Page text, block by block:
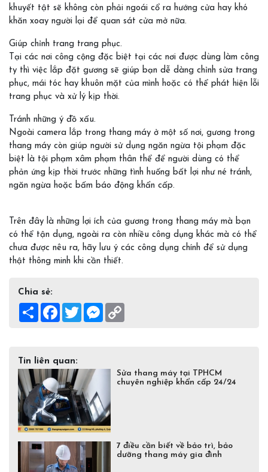
khuyết tật sẽ không còn phải ngoái cổ ra hướng cửa hay khó
khăn xoay người lại để quan sát cửa mở nữa.
Giúp chỉnh trang trang phục.
Tại các nơi công cộng đặc biệt tại các nơi được dùng làm công
ty thì việc lắp đặt gương sẽ giúp bạn dễ dàng chỉnh sửa trang
phục, mái tóc hay khuôn mặt của mình hoặc có thể phát hiện lỗi
trang phục và xử lý kịp thời.
Tránh những ý đồ xấu.
Ngoài camera lắp trong thang máy ở một số nơi, gương trong
thang máy còn giúp người sử dụng ngăn ngừa tội phạm đặc
biệt là tội phạm xâm phạm thân thể để người dùng có thể
phản ứng kịp thời trước những tình huống bất lợi như né tránh,
ngăn ngừa hoặc bấm báo động khẩn cấp.
Trên đây là những lợi ích của gương trong thang máy mà bạn
có thể tận dụng, ngoài ra còn nhiều công dụng khác mà có thể
chưa được nêu ra, hãy lưu ý các công dụng chính để sử dụng
thật thông minh khi cần thiết.
Chia sẻ:
Share Facebook
TwitterMessenger
Tin liên quan:
Sửa thang máy tại TPHCM
chuyên nghiệp khẩn cấp 24/24
7 điều cần biết về bảo trì, bảo
dưỡng thang máy gia đình